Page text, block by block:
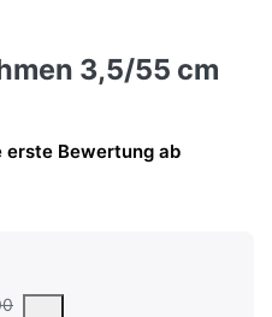
3,5/55 cm
erste Bewertung ab
oder empfohlene